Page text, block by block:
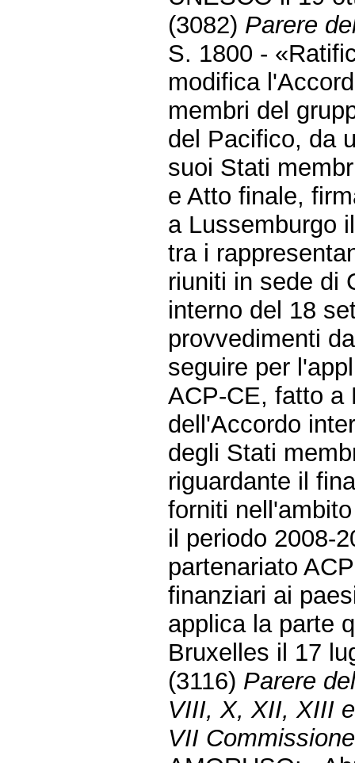
(3082) Parere
S. 1800 -
modifica
membri del
del Pacifico, da
suoi Stati
e Atto finale,
a Lussemburgo
tra i
riuniti in sede di
interno del 18
provvedimenti
seguire per
ACP-CE, fatto a
dell'Accordo
degli Stati
riguardante il
forniti
il periodo 2008-
partenariato
finanziari ai
applica la parte
Bruxelles il 17
(3116) Parere
VIII, X, XII, XIII
VII